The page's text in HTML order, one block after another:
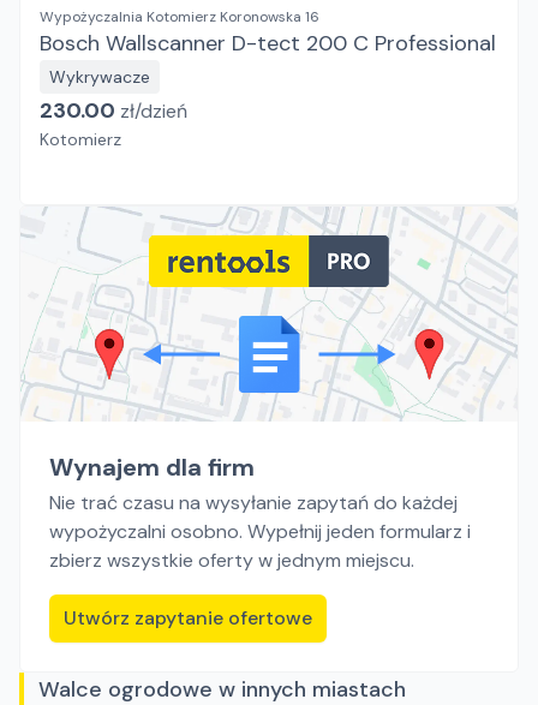
Wypożyczalnia Kotomierz Koronowska 16
Bosch Wallscanner D-tect 200 C Professional
Wykrywacze
230.00 zł/dzień
Kotomierz
Wynajem dla firm
Nie trać czasu na wysyłanie zapytań do każdej
wypożyczalni osobno. Wypełnij jeden formularz i
zbierz wszystkie oferty w jednym miejscu.
Utwórz zapytanie ofertowe
Walce ogrodowe w innych miastach